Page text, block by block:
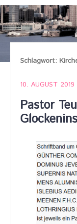
content
Schlagwort:
10. AUGUST 2019
Pastor